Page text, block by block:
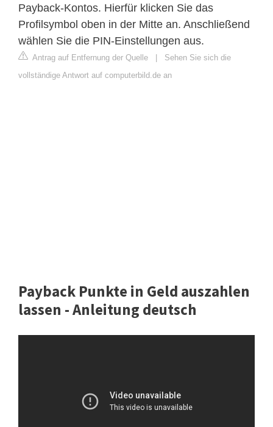
Payback-Kontos. Hierfür klicken Sie das
Profilsymbol oben in der Mitte an. Anschließend
wählen Sie die PIN-Einstellungen aus.
Antrag auf Entfernung der Quelle
Sehen Sie sich die
vollständige Antwort auf computerbild.de an
Payback Punkte in Geld auszahlen
lassen - Anleitung deutsch